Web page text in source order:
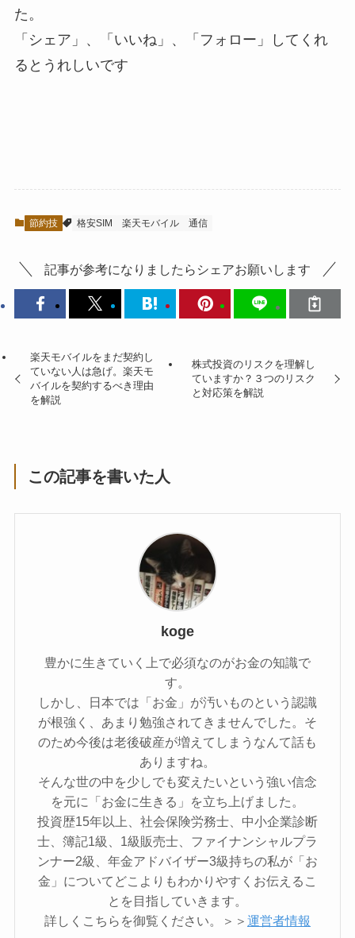
た。
「シェア」、「いいね」、「フォロー」してくれ
るとうれしいです
節約技 格安SIM 楽天モバイル 通信
記事が参考になりましたらシェアお願いします
楽天モバイルをまだ契約し
ていない人は急げ。楽天モ
バイルを契約するべき理由
を解説
株式投資のリスクを理解し
ていますか？３つのリスク
と対応策を解説
この記事を書いた人
koge
豊かに生きていく上で必須なのがお金の知識で
す。
しかし、日本では「お金」が汚いものという認識
が根強く、あまり勉強されてきませんでした。そ
のため今後は老後破産が増えてしまうなんて話も
ありますね。
そんな世の中を少しでも変えたいという強い信念
を元に「お金に生きる」を立ち上げました。
投資歴15年以上、社会保険労務士、中小企業診断
士、簿記1級、1級販売士、ファイナンシャルプラ
ンナー2級、年金アドバイザー3級持ちの私が「お
金」についてどこよりもわかりやすくお伝えるこ
とを目指していきます。
詳しくこちらを御覧ください。＞＞ 運営者情報